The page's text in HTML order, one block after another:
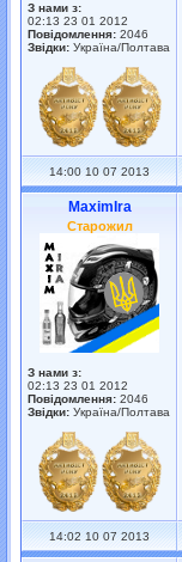
З нами з:
02:13 23 01 2012
Повідомлення: 2046
Звідки: Україна/Полтава
14:00 10 07 2013
MaximIra
Старожил
З нами з:
02:13 23 01 2012
Повідомлення: 2046
Звідки: Україна/Полтава
14:02 10 07 2013